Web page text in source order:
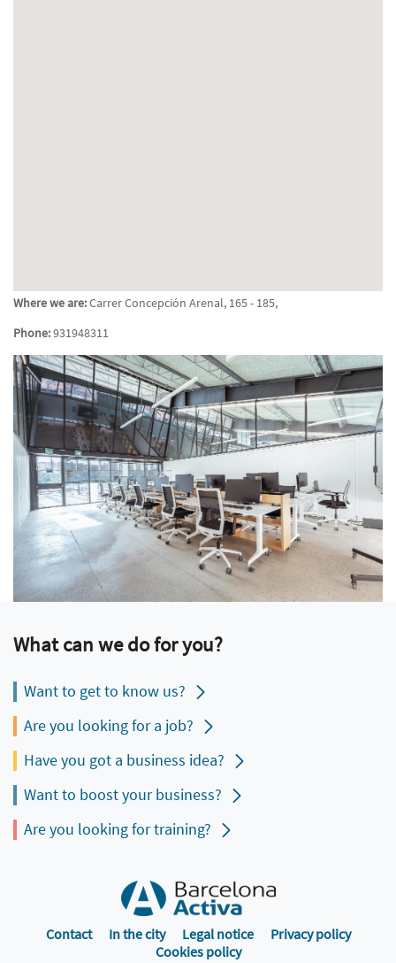
Where we are:Carrer Concepción Arenal, 165 - 185,
Phone:931948311
What can we do for you?
Want to get to know us?
Are you looking for a job?
Have you got a business idea?
Want to boost your business?
Are you looking for training?
Contact In the city Legal notice
Privacy policy
Cookies policy